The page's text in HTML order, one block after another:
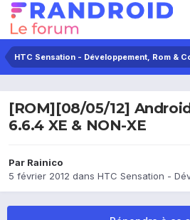
HTC Sensation - Développement, Rom &
[ROM][08/05/12]
6.6.4 XE & NON-XE
Par Rainico
5 février 2012 dans HTC Sensation -